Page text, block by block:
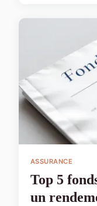
ASSURANCE
Top 5
un